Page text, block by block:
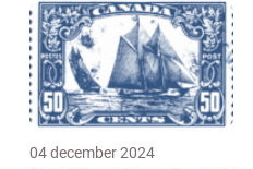
04 december 2024